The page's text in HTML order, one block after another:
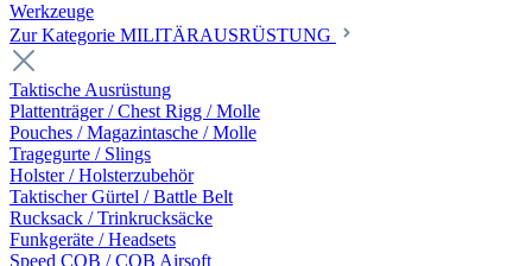
Werkzeuge
Zur Kategorie MILITÄRAUSRÜSTUNG
Taktische Ausrüstung
Plattenträger / Chest Rigg / Molle
Pouches / Magazintasche / Molle
Tragegurte / Slings
Holster / Holsterzubehör
Taktischer Gürtel / Battle Belt
Rucksack / Trinkrucksäcke
Funkgeräte / Headsets
Speed CQB / CQB Airsoft